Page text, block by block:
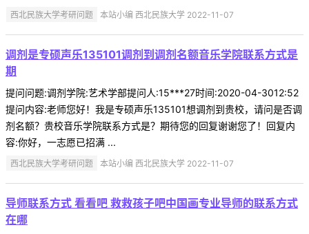
西北民族大学考研问题 本站小编 西北民族大学 2022-11-07
调剂是专硕声乐135101调剂到调剂名额音乐学院联系方式是
期
提问问题:调剂学院:艺术学部提问人:15***27时间:2020-04-3012:52
提问内容:老师您好！我是专硕声乐135101想调剂到贵校，请问是否调
剂名额？贵校音乐学院联系方式是？期待您的回复谢谢您了！回复内
容:你好，一志愿已招满 ...
西北民族大学考研问题 本站小编 西北民族大学 2022-11-07
导师联系方式 看看吧 救救孩子吧中国画专业导师的联系方式
在哪